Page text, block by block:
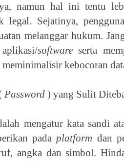
namun hal ini tentu
legal. Sejatinya,
melanggar hukum.
aplikasi/softwareserta
kebocoran
Password ) yang Sulit
mengatur kata sandi
padaplatform dan
angka dan simbol.